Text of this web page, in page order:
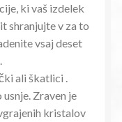
ki vaš izdelek
shranjujte v za to
vsaj deset
ali škatlici .
Zraven je
kristalov